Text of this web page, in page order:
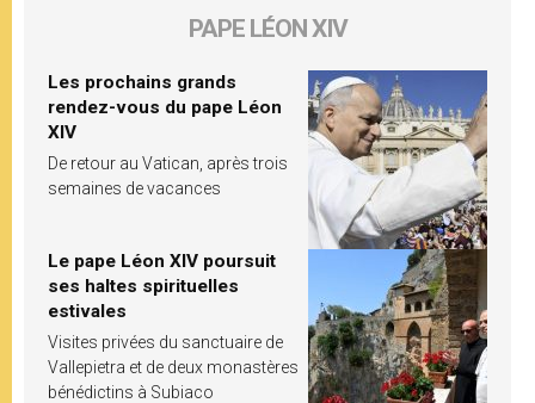
PAPE LÉON XIV
Les prochains grands
rendez-vous du pape Léon
XIV
De retour au Vatican, après trois
semaines de vacances
Le pape Léon XIV poursuit
ses haltes spirituelles
estivales
Visites privées du sanctuaire de
Vallepietra et de deux monastères
bénédictins à Subiaco